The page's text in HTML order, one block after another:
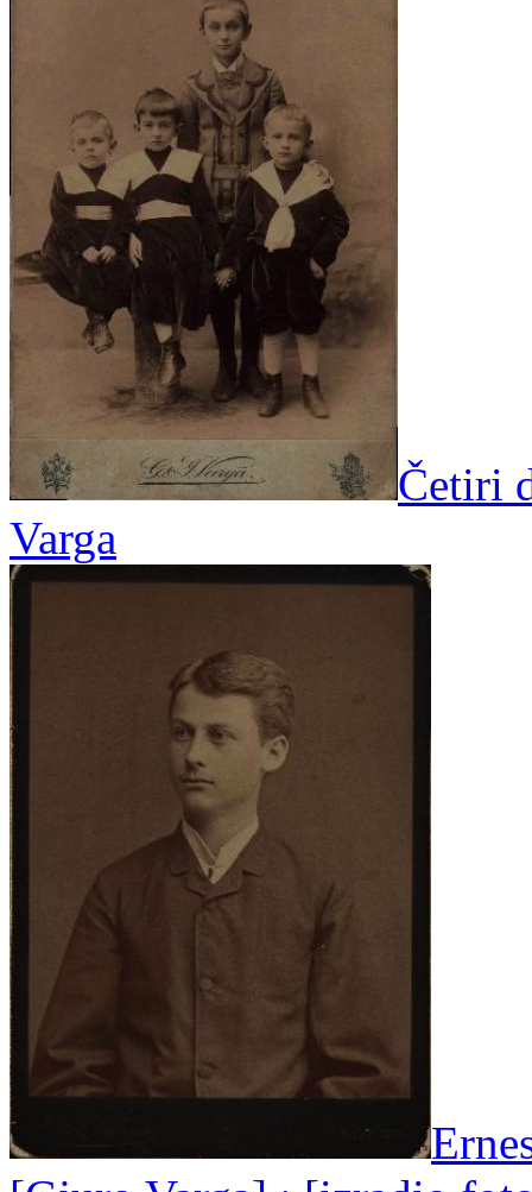
Četiri
Varga